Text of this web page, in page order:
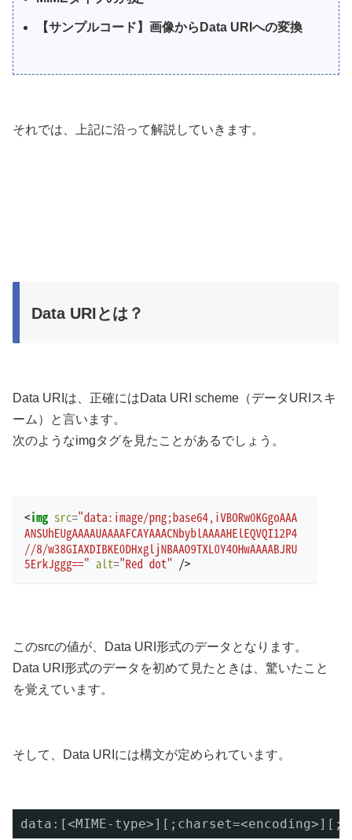
【サンプルコード】画像からData URIへの変換
それでは、上記に沿って解説していきます。
Data URIとは？
Data URIは、正確にはData URI scheme（データURIスキ
ーム）と言います。
次のようなimgタグを見たことがあるでしょう。
このsrcの値が、Data URI形式のデータとなります。
Data URI形式のデータを初めて見たときは、驚いたこと
を覚えています。
そして、Data URIには構文が定められています。
data:[<MIME-